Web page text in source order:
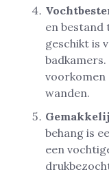
en bestand
geschikt is
voorkomen
wanden.
behang is
een